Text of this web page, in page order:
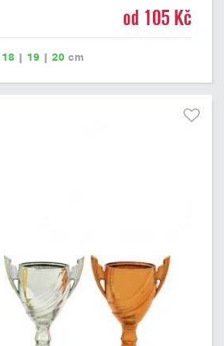
od 105 Kč
18 | 19 | 20 cm